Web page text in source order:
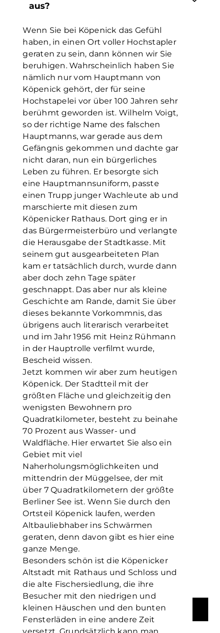
aus?
Wenn Sie bei Köpenick das Gefühl
haben, in einen Ort voller Hochstapler
geraten zu sein, dann können wir Sie
beruhigen. Wahrscheinlich haben Sie
nämlich nur vom Hauptmann von
Köpenick gehört, der für seine
Hochstapelei vor über 100 Jahren sehr
berühmt geworden ist. Wilhelm Voigt,
so der richtige Name des falschen
Hauptmanns, war gerade aus dem
Gefängnis gekommen und dachte gar
nicht daran, nun ein bürgerliches
Leben zu führen. Er besorgte sich
eine Hauptmannsuniform, passte
einen Trupp junger Wachleute ab und
marschierte mit diesen zum
Köpenicker Rathaus. Dort ging er in
das Bürgermeisterbüro und verlangte
die Herausgabe der Stadtkasse. Mit
seinem gut ausgearbeiteten Plan
kam er tatsächlich durch, wurde dann
aber doch zehn Tage später
geschnappt. Das aber nur als kleine
Geschichte am Rande, damit Sie über
dieses bekannte Vorkommnis, das
übrigens auch literarisch verarbeitet
und im Jahr 1956 mit Heinz Rühmann
in der Hauptrolle verfilmt wurde,
Bescheid wissen.
Jetzt kommen wir aber zum heutigen
Köpenick. Der Stadtteil mit der
größten Fläche und gleichzeitig den
wenigsten Bewohnern pro
Quadratkilometer, besteht zu beinahe
70 Prozent aus Wasser- und
Waldfläche. Hier erwartet Sie also ein
Gebiet mit viel
Naherholungsmöglichkeiten und
mittendrin der Müggelsee, der mit
über 7 Quadratkilometern der größte
Berliner See ist. Wenn Sie durch den
Ortsteil Köpenick laufen, werden
Altbauliebhaber ins Schwärmen
geraten, denn davon gibt es hier eine
ganze Menge.
Besonders schön ist die Köpenicker
Altstadt mit Rathaus und Schloss und
die alte Fischersiedlung, die ihre
Besucher mit den niedrigen und
kleinen Häuschen und den bunten
Fensterläden in eine andere Zeit
versetzt. Grundsätzlich kann man